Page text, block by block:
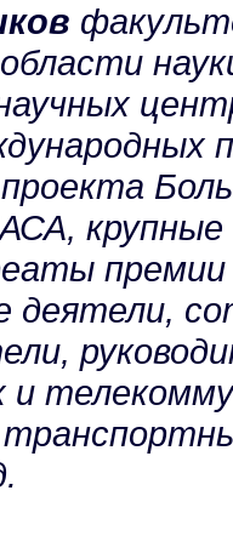
крупные
деятели,